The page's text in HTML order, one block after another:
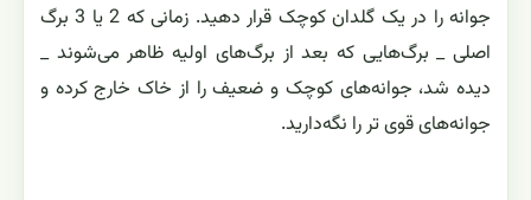
جوانه را در یک گلدان کوچک قرار دهید. زمانی که 2 یا 3 برگ
اصلی _ برگ‌هایی که بعد از برگ‌های اولیه ظاهر می‌شوند _
دیده شد، جوانه‌های کوچک و ضعیف را از خاک خارج کرده و
جوانه‌های قوی تر را نگه‌دارید.